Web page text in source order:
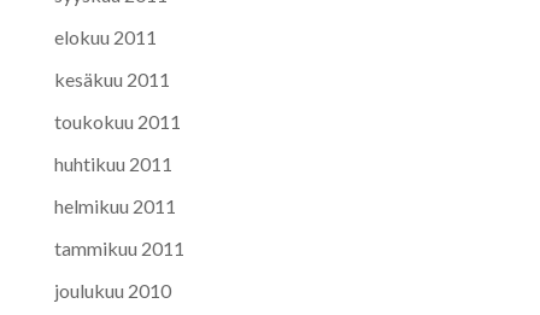
elokuu 2011
kesäkuu 2011
toukokuu 2011
huhtikuu 2011
helmikuu 2011
tammikuu 2011
joulukuu 2010